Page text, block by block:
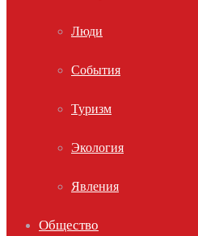
Люди
События
Туризм
Экология
Явления
Общество